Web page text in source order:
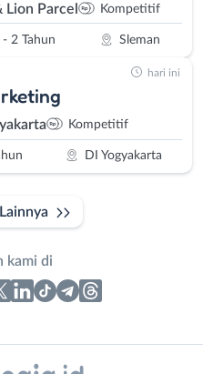
Lion Parcel Kompetitif
- 2 Tahun Sleman
Kompetitif
DI Yogyakarta
hari ini
kami di